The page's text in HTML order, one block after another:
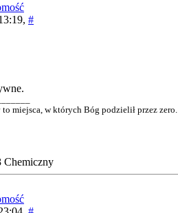
#
to miejsca, w których Bóg podzielił przez zero.
Chemiczny